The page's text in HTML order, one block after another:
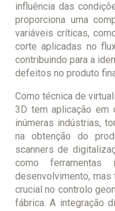
influência das
proporciona uma
variáveis críticas,
corte aplicadas no
contribuindo para a
defeitos no produto
Como técnica de
3D tem aplicação
inúmeras indústrias,
na obtenção do
scanners de
como ferramentas
desenvolvimento, mas
crucial no controlo
fábrica. A integração